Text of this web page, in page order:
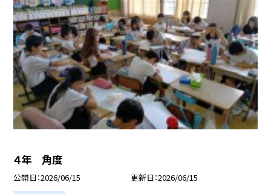
４年 角度
公開日 2026/06/15 更新日 2026/06/15